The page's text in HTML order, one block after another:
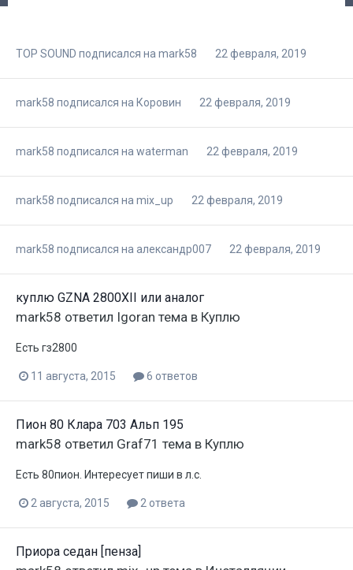
TOP SOUND подписался на mark58 22 февраля, 2019
mark58 подписался на Коровин 22 февраля, 2019
mark58 подписался на waterman 22 февраля, 2019
mark58 подписался на mix_up 22 февраля, 2019
mark58 подписался на александр007 22 февраля, 2019
куплю GZNA 2800XII или аналог
mark58 ответил Igoran тема в Куплю
Есть гз2800
11 августа, 2015 6 ответов
Пион 80 Клара 703 Альп 195
mark58 ответил Graf71 тема в Куплю
Есть 80пион. Интересует пиши в л.с.
2 августа, 2015 2 ответа
Приора седан [пенза]